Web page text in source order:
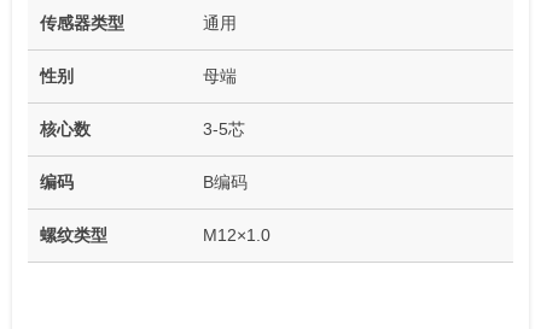
传感器类型 通用
性别 母端
核心数 3-5芯
编码 B编码
螺纹类型 M12×1.0